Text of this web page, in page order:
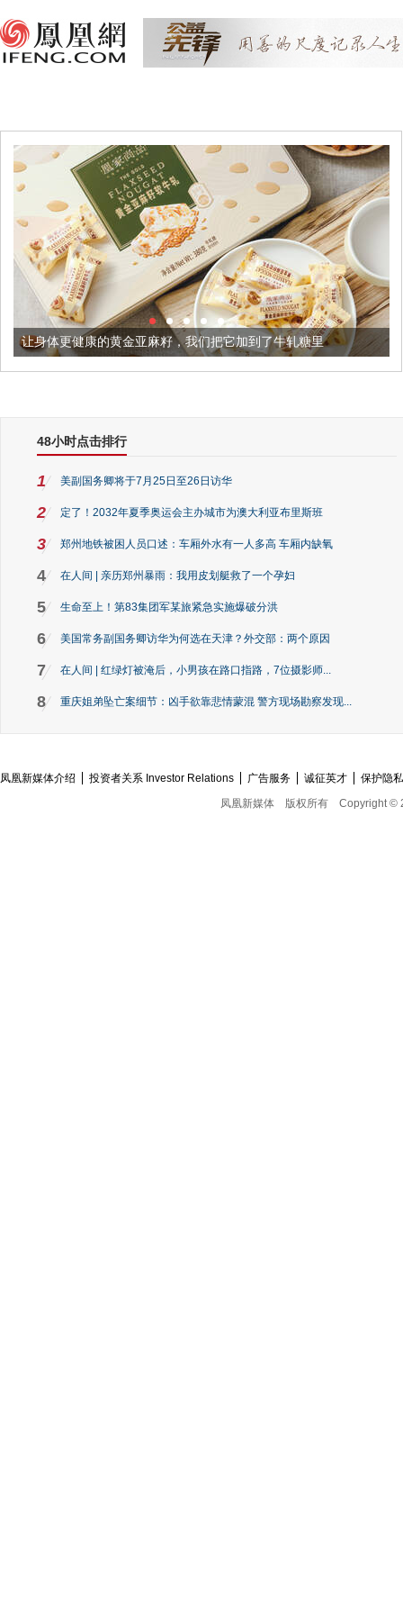
让身体更健康的黄金亚麻籽，我们把它加到了牛轧糖里
48小时点击排行
1 美副国务卿将于7月25日至26日访华
2 定了！2032年夏季奥运会主办城市为澳大利亚布里斯班
3 郑州地铁被困人员口述：车厢外水有一人多高 车厢内缺氧
4 在人间 | 亲历郑州暴雨：我用皮划艇救了一个孕妇
5 生命至上！第83集团军某旅紧急实施爆破分洪
6 美国常务副国务卿访华为何选在天津？外交部：两个原因
7 在人间 | 红绿灯被淹后，小男孩在路口指路，7位摄影师...
8 重庆姐弟坠亡案细节：凶手欲靠悲情蒙混 警方现场勘察发现...
凤凰新媒体介绍 投资者关系 Investor Relations 广告服务 诚征英才
保护隐
凤凰新媒体
版权所有 Copyright ©